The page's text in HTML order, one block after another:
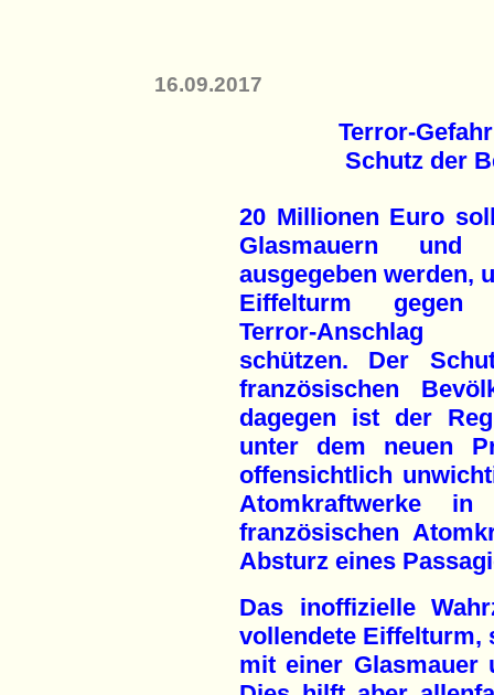
16.09.2017
Terror-
Schutz der
20 Millionen Euro
Glasmauern und
ausgegeben werden,
Eiffelturm gegen
Terror-
schützen. Der
französischen
dagegen ist der
unter dem neuen
offensichtlich
Atomkraftwerke
französischen
Absturz eines
Das inoffizielle
vollendete Eiffelturm,
mit einer Glasmauer